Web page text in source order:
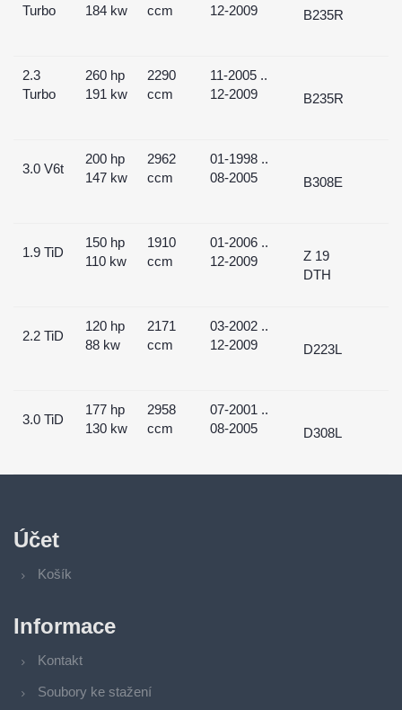
Turbo
184 kw
ccm
12-2009
B235R
2.3
Turbo
260 hp
191 kw
2290
ccm
11-2005 ..
12-2009
B235R
3.0 V6t
200 hp
147 kw
2962
ccm
01-1998 ..
08-2005
B308E
1.9 TiD
150 hp
110 kw
1910
ccm
01-2006 ..
12-2009
Z 19
DTH
2.2 TiD
120 hp
88 kw
2171
ccm
03-2002 ..
12-2009
D223L
3.0 TiD
177 hp
130 kw
2958
ccm
07-2001 ..
08-2005
D308L
Účet
Košík
Informace
Kontakt
Soubory ke stažení